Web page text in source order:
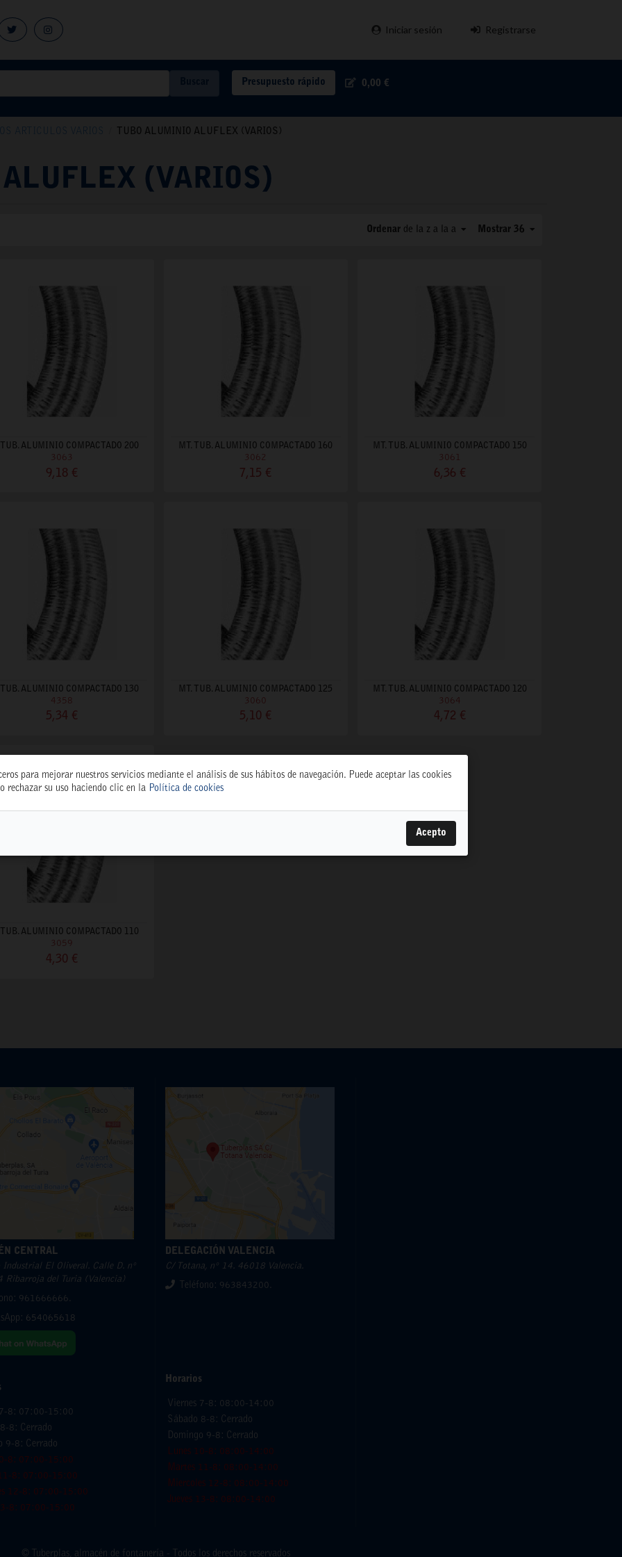
Iniciar sesión Registrarse
Presupuesto rápido 0,00 €
ARTICULOS VARIOS TUBO ALUMINIO ALUFLEX (VARIOS)
(VARIOS)
Mostrar 36
Ordenar de la z a la a
ALUMINIO COMPACTADO 200
3063
9,18 €
MT. TUB. ALUMINIO COMPACTADO 160
3062
7,15 €
MT. TUB. ALUMINIO COMPACTADO 150
3061
6,36 €
ALUMINIO COMPACTADO 130
4358
5,34 €
MT. TUB. ALUMINIO COMPACTADO 125
3060
5,10 €
MT. TUB. ALUMINIO COMPACTADO 120
3064
4,72 €
ALUMINIO COMPACTADO 110
3059
4,30 €
CENTRAL
Industrial El Oliveral. Calle D. nº
Ribarroja del Turia (Valencia)
961666666.
654065618
7-8: 07:00-15:00
8: Cerrado
9-8: Cerrado
8: 07:00-15:00
8: 07:00-15:00
12-8: 07:00-15:00
8: 07:00-15:00
DELEGACIÓN VALENCIA
C/ Totana, nº 14. 46018 Valencia.
Teléfono: 963843200.
Horarios
Viernes 7-8: 08:00-14:00
Sábado 8-8: Cerrado
Domingo 9-8: Cerrado
Lunes 10-8: 08:00-14:00
Martes 11-8: 08:00-14:00
Miercoles 12-8: 08:00-14:00
Jueves 13-8: 08:00-14:00
© Tuberplas, almacén de fontanería - Todos los derechos reservados
para mejorar nuestros servicios mediante el análisis de sus hábitos de navegación. Puede aceptar las cookies
rechazar su uso haciendo clic en la Política de cookies
Acepto